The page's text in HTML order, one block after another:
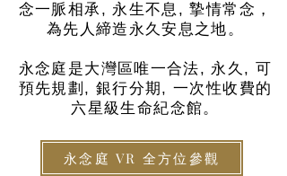
念一脈相承, 永生不息, 摯情常念，
為先人締造永久安息之地。
永念庭是大灣區唯一合法, 永久, 可
預先規劃, 銀行分期, 一次性收費的
六星級生命紀念館。
永念庭 VR 全方位參觀